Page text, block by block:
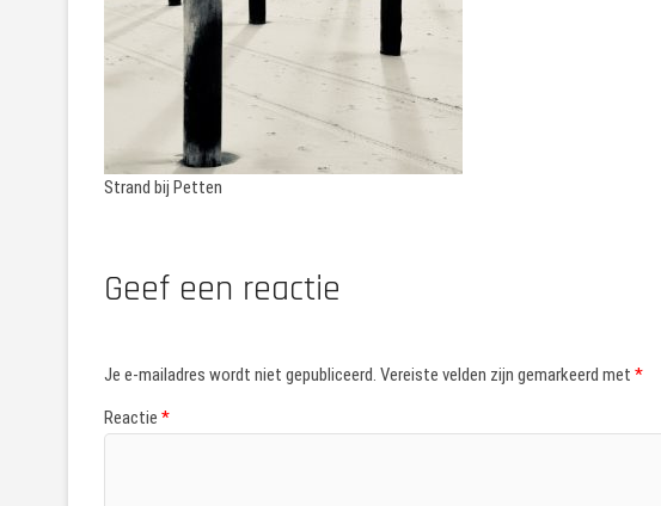
Strand bij Petten
Geef een reactie
Je e-mailadres wordt niet gepubliceerd. Vereiste velden zijn gemarkeerd met *
Reactie *